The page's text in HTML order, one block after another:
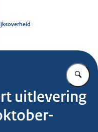
uitlevering